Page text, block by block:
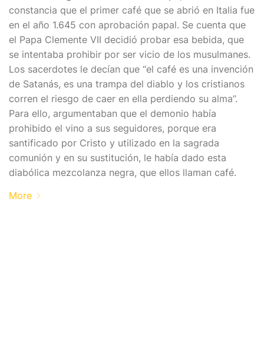
constancia que el primer café que se abrió en Italia fue
en el año 1.645 con aprobación papal. Se cuenta que
el Papa Clemente VII decidió probar esa bebida, que
se intentaba prohibir por ser vicio de los musulmanes.
Los sacerdotes le decían que “el café es una invención
de Satanás, es una trampa del diablo y los cristianos
corren el riesgo de caer en ella perdiendo su alma”.
Para ello, argumentaban que el demonio había
prohibido el vino a sus seguidores, porque era
santificado por Cristo y utilizado en la sagrada
comunión y en su sustitución, le había dado esta
diabólica mezcolanza negra, que ellos llaman café.
More